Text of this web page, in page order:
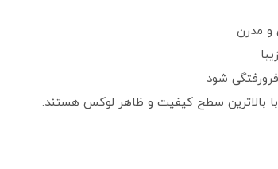
و مدرن
شود
با بالاترین سطح کیفیت و ظاهر لوکس هستند.